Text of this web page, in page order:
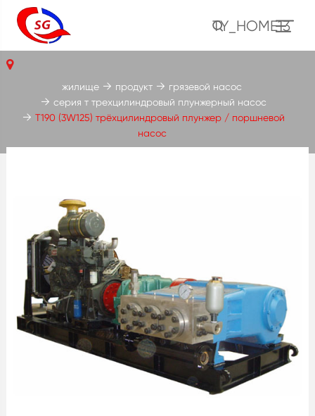
TY_HOME13
жилище продукт
грязевой насос
серия т трехцилиндровый плунжерный насос
T190 (3W125) трёхцилиндровый плунжер / поршневой
насос